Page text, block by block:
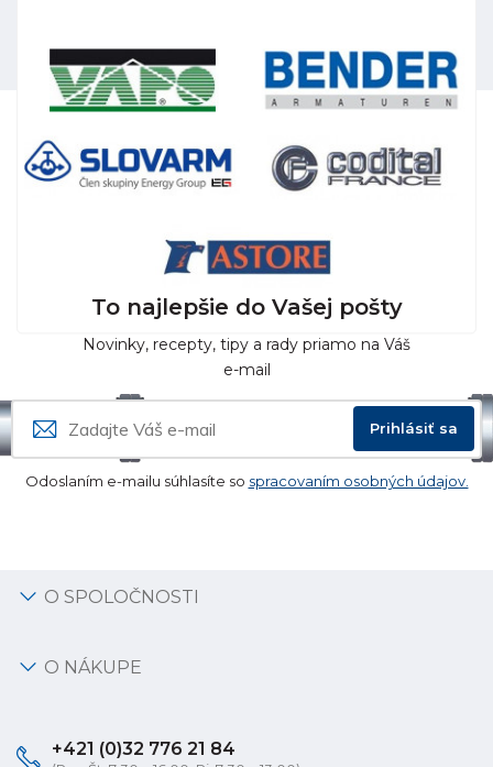
To najlepšie do Vašej pošty
Novinky, recepty, tipy a rady priamo na Váš
e-mail
Prihlásiť sa
Odoslaním e-mailu súhlasíte so spracovaním osobných údajov.
O SPOLOČNOSTI
O NÁKUPE
+421 (0)32 776 21 84